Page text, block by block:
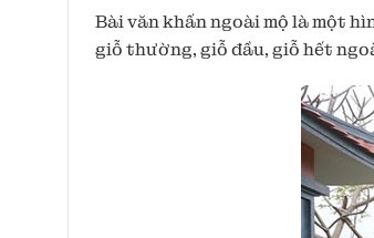
Bài văn khấn ngoài mộ là một
giỗ thường, giỗ đầu, giỗ hết